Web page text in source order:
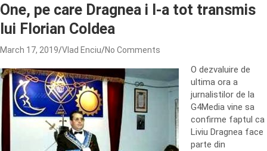
One, pe care Dragnea i l-a tot transmis
lui Florian Coldea
March 17, 2019 Vlad Enciu No Comments
O dezvaluire de
ultima ora a
jurnalistilor de la
G4Media vine sa
confirme faptul ca
Liviu Dragnea face
parte din